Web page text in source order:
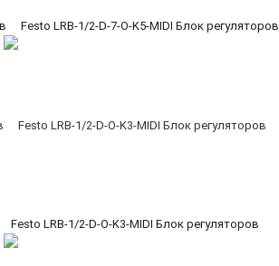
Festo LRB-1/2-D-7-O-K5-MIDI Блок регуляторов
Festo LRB-1/2-D-O-K3-MIDI Блок регуляторов